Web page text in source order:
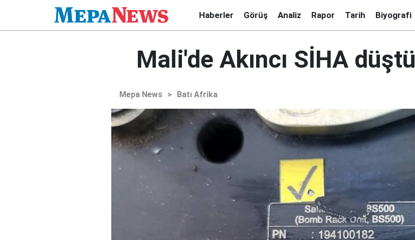
Haberler Görüş Analiz Rapor Tarih Biyografi
Mali'de Akıncı SİHA düştü
Mepa News > Batı Afrika